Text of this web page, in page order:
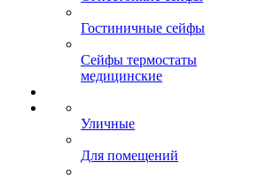
Гостиничные сейфы
Сейфы термостаты
медицинские
Уличные
Для помещений